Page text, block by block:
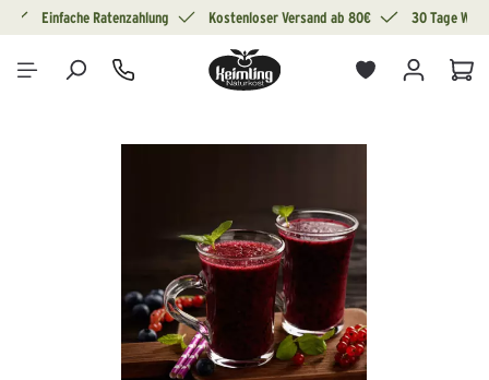
springen
Einfache Ratenzahlung Kostenloser Versand ab 80€ 30 Tage